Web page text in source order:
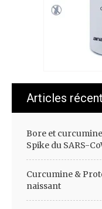
Articles
Bore et
Spike du SARS-
Curcumine &
naissant